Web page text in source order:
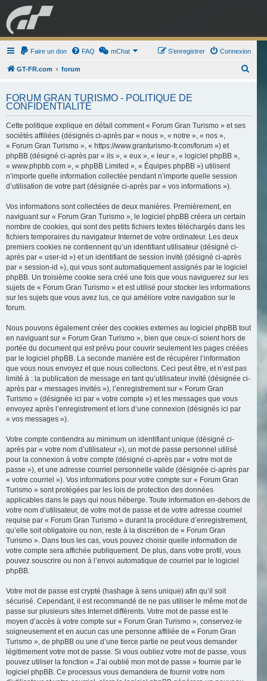
GRAN TURISMO FORUM
ESPORT BOUTIQUE
Faire un don FAQ mChat Connexion
S’enregistrer
GT-FR.com forum
FORUM GRAN TURISMO - POLITIQUE DE
CONFIDENTIALITÉ
Cette politique explique en détail comment « Forum Gran Turismo » et ses
sociétés affiliées (désignés ci-après par « nous », « notre », « nos »,
« Forum Gran Turismo », « https://www.granturismo-fr.com/forum ») et
phpBB (désigné ci-après par « ils », « eux », « leur », « logiciel phpBB »,
« www.phpbb.com », « phpBB Limited », « Équipes phpBB ») utilisent
n’importe quelle information collectée pendant n’importe quelle session
d’utilisation de votre part (désignée ci-après par « vos informations »).
Vos informations sont collectées de deux manières. Premièrement, en
naviguant sur « Forum Gran Turismo », le logiciel phpBB créera un certain
nombre de cookies, qui sont des petits fichiers textes téléchargés dans les
fichiers temporaires du navigateur Internet de votre ordinateur. Les deux
premiers cookies ne contiennent qu’un identifiant utilisateur (désigné ci-
après par « user-id ») et un identifiant de session invité (désigné ci-après
par « session-id »), qui vous sont automatiquement assignés par le logiciel
phpBB. Un troisième cookie sera créé une fois que vous naviguerez sur les
sujets de « Forum Gran Turismo » et est utilisé pour stocker les informations
sur les sujets que vous avez lus, ce qui améliore votre navigation sur le
forum.
Nous pouvons également créer des cookies externes au logiciel phpBB tout
en naviguant sur « Forum Gran Turismo », bien que ceux-ci soient hors de
portée du document qui est prévu pour couvrir seulement les pages créées
par le logiciel phpBB. La seconde manière est de récupérer l’information
que vous nous envoyez et que nous collectons. Ceci peut être, et n’est pas
limité à : la publication de message en tant qu’utilisateur invité (désignée ci-
après par « messages invités »), l’enregistrement sur « Forum Gran
Turismo » (désignée ici par « votre compte ») et les messages que vous
envoyez après l’enregistrement et lors d’une connexion (désignés ici par
« vos messages »).
Votre compte contiendra au minimum un identifiant unique (désigné ci-
après par « votre nom d’utilisateur »), un mot de passe personnel utilisé
pour la connexion à votre compte (désigné ci-après par « votre mot de
passe »), et une adresse courriel personnelle valide (désignée ci-après par
« votre courriel »). Vos informations pour votre compte sur « Forum Gran
Turismo » sont protégées par les lois de protection des données
applicables dans le pays qui nous héberge. Toute information en-dehors de
votre nom d’utilisateur, de votre mot de passe et de votre adresse courriel
requise par « Forum Gran Turismo » durant la procédure d’enregistrement,
qu’elle soit obligatoire ou non, reste à la discrétion de « Forum Gran
Turismo ». Dans tous les cas, vous pouvez choisir quelle information de
votre compte sera affichée publiquement. De plus, dans votre profil, vous
pouvez souscrire ou non à l’envoi automatique de courriel par le logiciel
phpBB.
Votre mot de passe est crypté (hashage à sens unique) afin qu’il soit
sécurisé. Cependant, il est recommandé de ne pas utiliser le même mot de
passe sur plusieurs sites Internet différents. Votre mot de passe est le
moyen d’accès à votre compte sur « Forum Gran Turismo », conservez-le
soigneusement et en aucun cas une personne affiliée de « Forum Gran
Turismo », de phpBB ou une d’une tierce partie ne peut vous demander
légitimement votre mot de passe. Si vous oubliez votre mot de passe, vous
pouvez utiliser la fonction « J’ai oublié mon mot de passe » fournie par le
logiciel phpBB. Ce processus vous demandera de fournir votre nom